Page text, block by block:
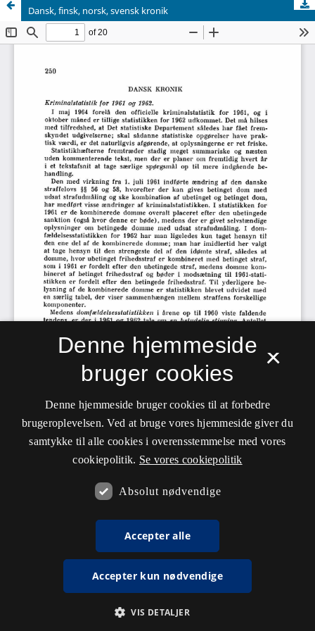
Dansk, finsk, norsk, svensk kronik
×
Denne hjemmeside
bruger cookies
Denne hjemmeside bruger cookies til at forbedre
brugeroplevelsen. Ved at bruge vores hjemmeside giver du
samtykke til alle cookies i overensstemmelse med vores
cookiepolitik. Se vores cookiepolitik
Absolut nødvendige
Accepter alle
Accepter kun nødvendige
VIS DETALJER